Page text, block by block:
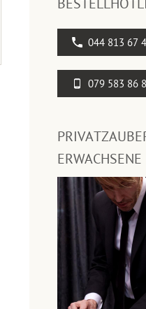
044 813 67
079 583 86
ERWACHSENE